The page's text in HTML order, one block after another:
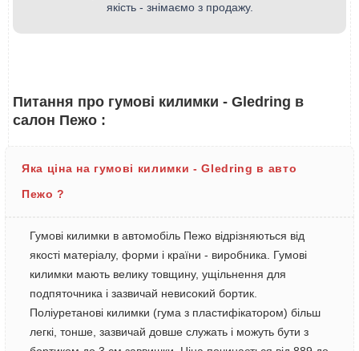
якість - знімаємо з продажу.
Питання про гумові килимки - Gledring в
салон Пежо :
Яка ціна на гумові килимки - Gledring в авто
Пежо ?
Гумові килимки в автомобіль Пежо відрізняються від
якості матеріалу, форми і країни - виробника. Гумові
килимки мають велику товщину, ущільнення для
подпяточника і зазвичай невисокий бортик.
Поліуретанові килимки (гума з пластифікатором) більш
легкі, тонше, зазвичай довше служать і можуть бути з